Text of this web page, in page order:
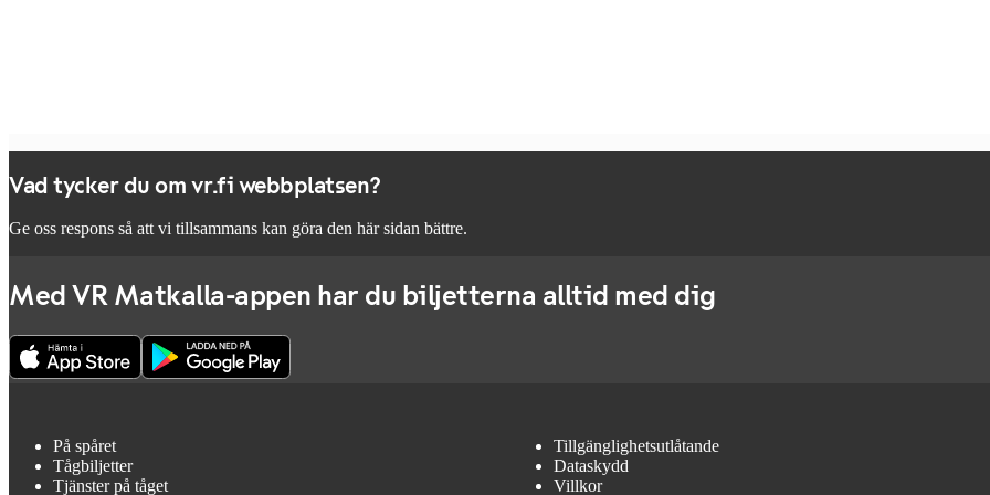
Vad tycker du om vr.fi webbplatsen?
Ge oss respons så att vi tillsammans kan göra den här sidan bättre.
Med VR Matkalla-appen har du biljetterna alltid med dig
På spåret
Tågbiljetter
Tjänster på tåget
Tillgänglighetsutlåtande
Dataskydd
Villkor